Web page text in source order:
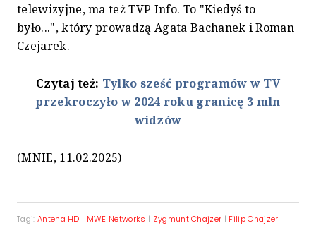
telewizyjne, ma też TVP Info. To "Kiedyś to
było...", który prowadzą Agata Bachanek i Roman
Czejarek.
Czytaj też: Tylko sześć programów w TV
przekroczyło w 2024 roku granicę 3 mln
widzów
(MNIE, 11.02.2025)
Tagi: Antena HD | MWE Networks | Zygmunt Chajzer | Filip Chajzer